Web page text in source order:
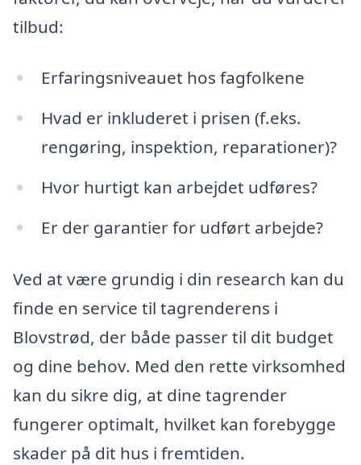
tilbud:
Erfaringsniveauet hos fagfolkene
Hvad er inkluderet i prisen (f.eks.
rengøring, inspektion, reparationer)?
Hvor hurtigt kan arbejdet udføres?
Er der garantier for udført arbejde?
Ved at være grundig i din research kan du
finde en service til tagrenderens i
Blovstrød, der både passer til dit budget
og dine behov. Med den rette virksomhed
kan du sikre dig, at dine tagrender
fungerer optimalt, hvilket kan forebygge
skader på dit hus i fremtiden.